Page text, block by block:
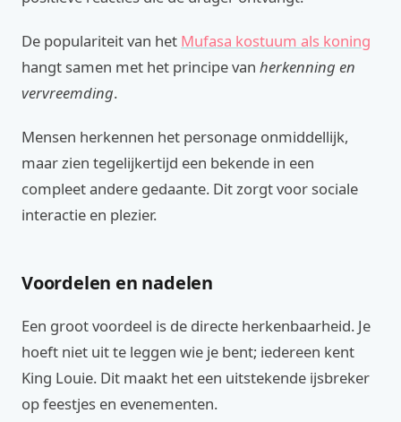
De populariteit van het Mufasa kostuum als koning
hangt samen met het principe van herkenning en
vervreemding.
Mensen herkennen het personage onmiddellijk,
maar zien tegelijkertijd een bekende in een
compleet andere gedaante. Dit zorgt voor sociale
interactie en plezier.
Voordelen en nadelen
Een groot voordeel is de directe herkenbaarheid. Je
hoeft niet uit te leggen wie je bent; iedereen kent
King Louie. Dit maakt het een uitstekende ijsbreker
op feestjes en evenementen.